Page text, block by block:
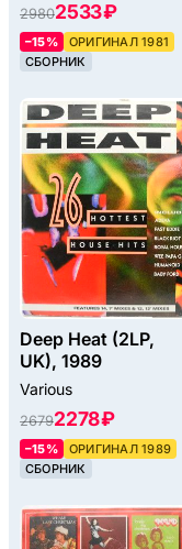
29802533 ₽
–15%
ОРИГИНАЛ 1981
СБОРНИК
Deep Heat (2LP,
UK), 1989
Various
26792278 ₽
–15%
ОРИГИНАЛ 1989
СБОРНИК